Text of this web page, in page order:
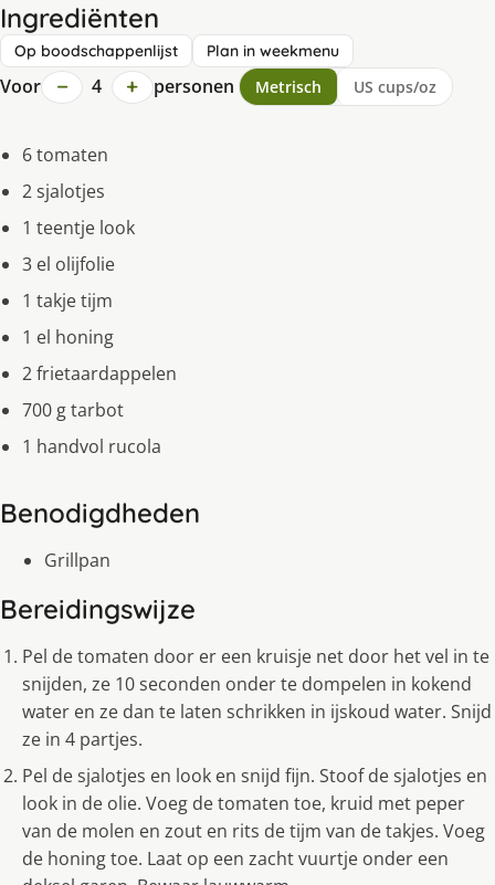
Ingrediënten
Op boodschappenlijst Plan in weekmenu
Voor − 4 + personen Metrisch US cups/oz
6 tomaten
2 sjalotjes
1 teentje look
3 el olijfolie
1 takje tijm
1 el honing
2 frietaardappelen
700 g tarbot
1 handvol rucola
Benodigdheden
Grillpan
Bereidingswijze
Pel de tomaten door er een kruisje net door het vel in te
snijden, ze 10 seconden onder te dompelen in kokend
water en ze dan te laten schrikken in ijskoud water. Snijd
ze in 4 partjes.
Pel de sjalotjes en look en snijd fijn. Stoof de sjalotjes en
look in de olie. Voeg de tomaten toe, kruid met peper
van de molen en zout en rits de tijm van de takjes. Voeg
de honing toe. Laat op een zacht vuurtje onder een